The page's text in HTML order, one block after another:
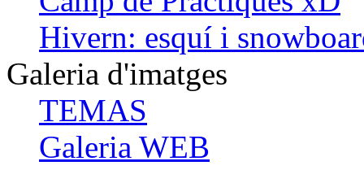
Hivern: esquí i
Galeria d'imatges
TEMAS
Galeria WEB